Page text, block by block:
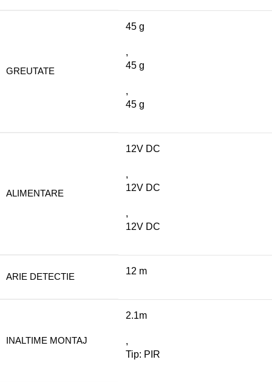
GREUTATE
45 g
,
45 g
,
45 g
ALIMENTARE
12V DC
,
12V DC
,
12V DC
ARIE DETECTIE
12 m
INALTIME MONTAJ
2.1m
,
Tip: PIR